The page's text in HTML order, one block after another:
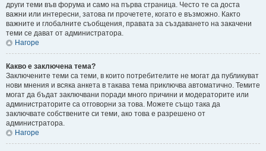
други теми във форума и само на първа страница. Често те са доста
важни или интересни, затова ги прочетете, когато е възможно. Както
важните и глобалните съобщения, правата за създаването на закачени
теми се дават от администратора.
Нагоре
Какво е заключена тема?
Заключените теми са теми, в които потребителите не могат да публикуват
нови мнения и всяка анкета в такава тема приключва автоматично. Темите
могат да бъдат заключвани поради много причини и модераторите или
администраторите са отговорни за това. Можете също така да
заключвате собствените си теми, ако това е разрешено от
администратора.
Нагоре